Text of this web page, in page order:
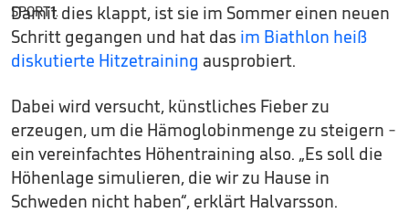
Damit dies klappt, ist sie im Sommer einen neuen
Schritt gegangen und hat das im Biathlon heiß
diskutierte Hitzetraining ausprobiert.
Dabei wird versucht, künstliches Fieber zu
erzeugen, um die Hämoglobinmenge zu steigern -
ein vereinfachtes Höhentraining also. „Es soll die
Höhenlage simulieren, die wir zu Hause in
Schweden nicht haben“, erklärt Halvarsson.